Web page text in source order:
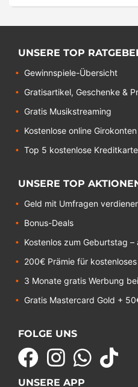
UNSERE TOP
Gewinnspiele-Übersicht
Gratisartikel, Geschenke &
Gratis Musikstreaming
Kostenlose online Girokonten
Top 5 kostenlose
UNSERE TOP
Geld mit Umfragen
Bonus-Deals
Kostenlos zum Geburtstag –
200€ Prämie für
3 Monate gratis Werbung
Gratis Mastercard Gold +
FOLGE UNS
UNSERE APP